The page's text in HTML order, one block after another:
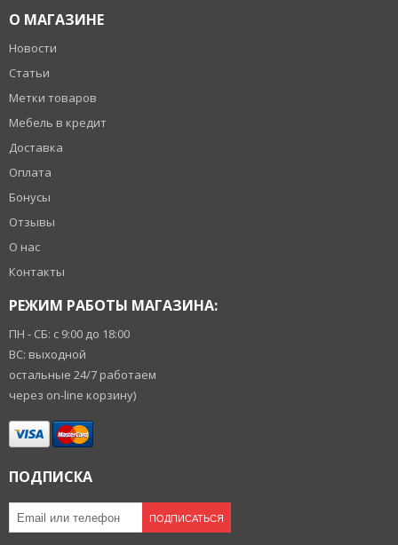
О МАГАЗИНЕ
Новости
Статьи
Метки товаров
Мебель в кредит
Доставка
Оплата
Бонусы
Отзывы
О нас
Контакты
РЕЖИМ РАБОТЫ МАГАЗИНА:
ПН - СБ: с 9:00 до 18:00
ВС: выходной
остальные 24/7 работаем
через on-line корзину)
ПОДПИСКА
ПОДПИСАТЬСЯ